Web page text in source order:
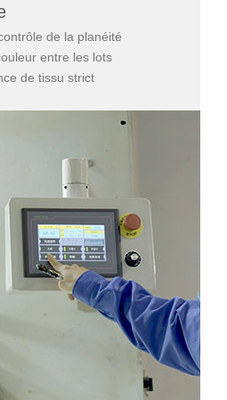
de la planéité
entre les lots
de tissu strict